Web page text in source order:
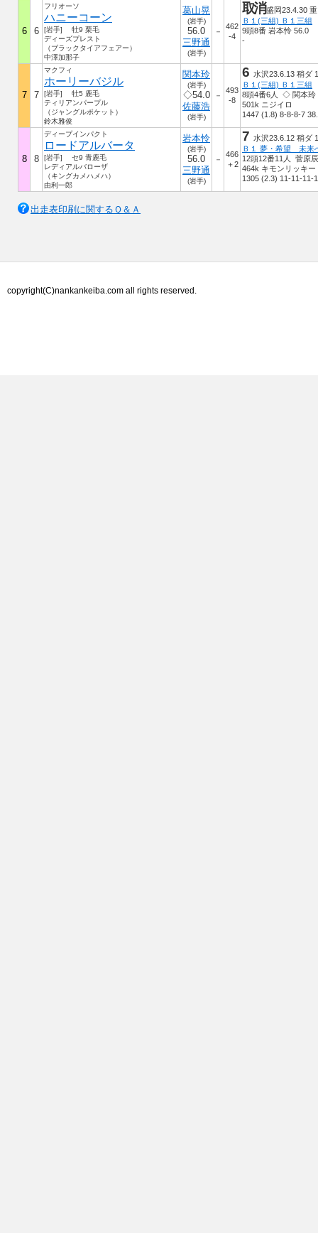
6 6
フリオーソ
ハニーコーン
[岩手] 牡9 栗毛
ディーズプレスト
（ブラックタイアフェアー）
中澤加那子
葛山晃
(岩手)
56.0
三野通
(岩手)
－
462
-4
取消盛岡23.4.30
Ｂ１(三組) Ｂ１三組
9頭8番 岩本怜 56.0
-
7 7
マクフィ
ホーリーバジル
[岩手] 牡5 鹿毛
ティリアンパープル
（ジャングルポケット）
鈴木雅俊
関本玲
(岩手)
◇54.0
佐藤浩
(岩手)
－
493
-8
6 水沢23.6.13 稍ダ
Ｂ１(三組) Ｂ１三組
8頭4番6人 ◇ 関本玲
501k ニジイロ
1447 (1.8) 8-8-8-7
8 8
ディープインパクト
ロードアルバータ
[岩手] セ9 青鹿毛
レディアルバローザ
（キングカメハメハ）
由利一郎
岩本怜
(岩手)
56.0
三野通
(岩手)
－
466
＋2
7 水沢23.6.12 稍ダ
Ｂ１ 夢・希望 未来
12頭12番11人 菅原
464k キモンリッキー
1305 (2.3) 11-11-11-
出走表印刷に関するＱ＆Ａ
copyright(C)nankankeiba.com all rights reserved.